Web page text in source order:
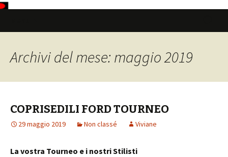
Archivi del mese: maggio 2019
COPRISEDILI FORD TOURNEO
29 maggio 2019 Non classé Viviane
La vostra Tourneo e i nostri Stilisti